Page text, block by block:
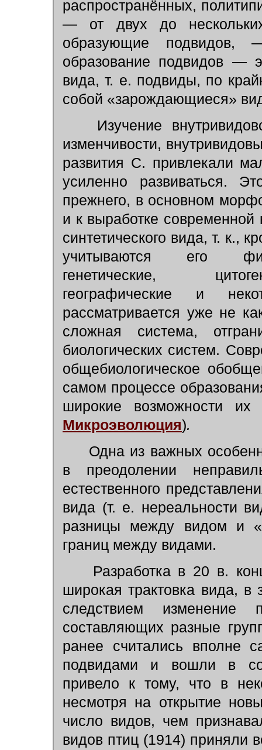
распространённых,
— от двух до
образующие
образование подвидов —
вида, т. е. подвиды, по
собой «зарождающиеся»
Изучение
изменчивости,
развития С. привлекали
усиленно развиваться.
прежнего, в основном
и к выработке современной
синтетического вида, т. к.,
учитываются его
генетические,
географические и
рассматривается уже не
сложная система,
биологических систем.
общебиологическое
самом процессе
широкие возможности
Микроэволюция).
Одна из важных
в преодолении
естественного
вида (т. е. нереальности
разницы между видом и
границ между видами.
Разработка в 20 в.
широкая трактовка вида, в
следствием изменение
составляющих разные
ранее считались вполне
подвидами и вошли в
привело к тому, что в
несмотря на открытие
число видов, чем
видов птиц (1914) приняли